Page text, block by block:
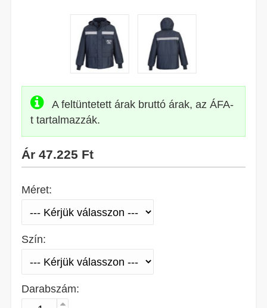
A feltüntetett árak bruttó árak, az ÁFA-
t tartalmazzák.
Ár47.225 Ft
Méret:
Szín:
Darabszám: